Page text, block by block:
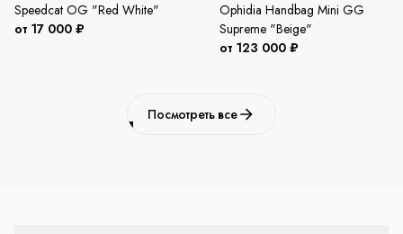
Speedcat OG "Red White"
от 17 000 ₽
Ophidia Handbag Mini GG
Supreme "Beige"
от 123 000 ₽
Посмотреть все